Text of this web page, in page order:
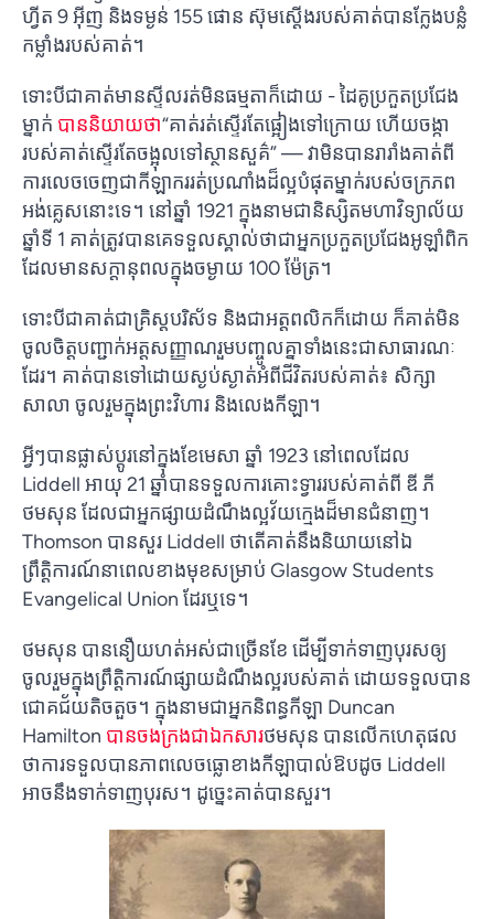
ហ្វីត 9 អ៊ីញ និងទម្ងន់ 155 ផោន ស៊ុមស្ដើងរបស់គាត់បានក្លែងបន្លំ
កម្លាំងរបស់គាត់។
ទោះបីជាគាត់មានស្ទីលរត់មិនធម្មតាក៏ដោយ - ដៃគូប្រកួតប្រជែង
ម្នាក់ បាននិយាយថា“គាត់រត់ស្ទើរតែផ្អៀងទៅក្រោយ ហើយចង្កា
របស់គាត់ស្ទើរតែចង្អុលទៅស្ថានសួគ៌” — វាមិនបានរារាំងគាត់ពី
ការលេចចេញជាកីឡាកររត់ប្រណាំងដ៏ល្អបំផុតម្នាក់របស់ចក្រភព
អង់គ្លេសនោះទេ។ នៅឆ្នាំ 1921 ក្នុងនាមជានិស្សិតមហាវិទ្យាល័យ
ឆ្នាំទី 1 គាត់ត្រូវបានគេទទួលស្គាល់ថាជាអ្នកប្រកួតប្រជែងអូឡាំពិក
ដែលមានសក្តានុពលក្នុងចម្ងាយ 100 ម៉ែត្រ។
ទោះបីជាគាត់ជាគ្រិស្តបរិស័ទ និងជាអត្តពលិកក៏ដោយ ក៏គាត់មិន
ចូលចិត្តបញ្ជាក់អត្តសញ្ញាណរួមបញ្ចូលគ្នាទាំងនេះជាសាធារណៈ
ដែរ។ គាត់បានទៅដោយស្ងប់ស្ងាត់អំពីជីវិតរបស់គាត់៖ សិក្សា
សាលា ចូលរួមក្នុងព្រះវិហារ និងលេងកីឡា។
អ្វីៗបានផ្លាស់ប្តូរនៅក្នុងខែមេសា ឆ្នាំ 1923 នៅពេលដែល
Liddell អាយុ 21 ឆ្នាំបានទទួលការគោះទ្វាររបស់គាត់ពី ឌី ភី
ថមសុន ដែលជាអ្នកផ្សាយដំណឹងល្អវ័យក្មេងដ៏មានជំនាញ។
Thomson បានសួរ Liddell ថាតើគាត់នឹងនិយាយនៅឯ
ព្រឹត្តិការណ៍នាពេលខាងមុខសម្រាប់ Glasgow Students
Evangelical Union ដែរឬទេ។
ថមសុន បាន​នឿយហត់​អស់​ជាច្រើន​ខែ ដើម្បី​ទាក់ទាញ​បុរស​ឲ្យ​
ចូល​រួម​ក្នុង​ព្រឹត្តិការណ៍​ផ្សាយ​ដំណឹងល្អ​របស់​គាត់ ដោយ​ទទួល​បាន​
ជោគជ័យ​តិចតួច។ ក្នុងនាមជាអ្នកនិពន្ធកីឡា Duncan
Hamilton បានចងក្រងជាឯកសារថមសុន បាន​លើក​ហេតុផល​
ថា​ការ​ទទួល​បាន​ភាព​លេចធ្លោ​ខាង​កីឡា​បាល់ឱប​ដូច​ Liddell
អាច​នឹង​ទាក់ទាញ​បុរស។ ដូច្នេះគាត់បានសួរ។